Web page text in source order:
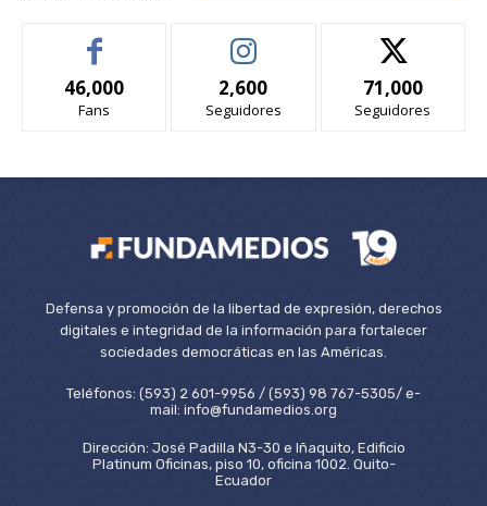
46,000
Fans
2,600
Seguidores
71,000
Seguidores
Defensa y promoción de la libertad de expresión, derechos
digitales e integridad de la información para fortalecer
sociedades democráticas en las Américas.
Teléfonos: (593) 2 601-9956 / (593) 98 767-5305/ e-
mail: info@fundamedios.org
Dirección: José Padilla N3-30 e Iñaquito, Edificio
Platinum Oficinas, piso 10, oficina 1002. Quito-
Ecuador